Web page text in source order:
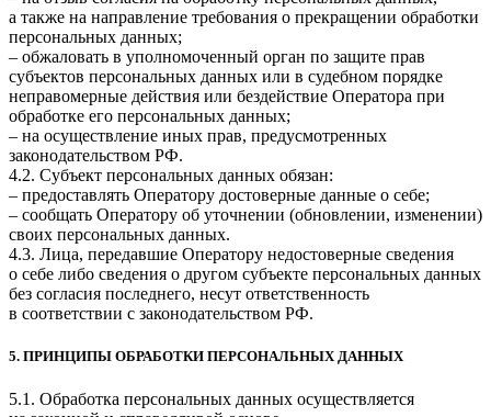
а также на направление требования о прекращении обработки
персональных данных;
– обжаловать в уполномоченный орган по защите прав
субъектов персональных данных или в судебном порядке
неправомерные действия или бездействие Оператора при
обработке его персональных данных;
– на осуществление иных прав, предусмотренных
законодательством РФ.
4.2. Субъект персональных данных обязан:
– предоставлять Оператору достоверные данные о себе;
– сообщать Оператору об уточнении (обновлении, изменении)
своих персональных данных.
4.3. Лица, передавшие Оператору недостоверные сведения
о себе либо сведения о другом субъекте персональных данных
без согласия последнего, несут ответственность
в соответствии с законодательством РФ.
5. ПРИНЦИПЫ ОБРАБОТКИ ПЕРСОНАЛЬНЫХ ДАННЫХ
5.1. Обработка персональных данных осуществляется